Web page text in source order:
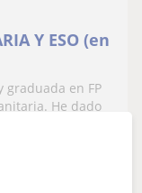
Y ESO (en
en FP
He dado